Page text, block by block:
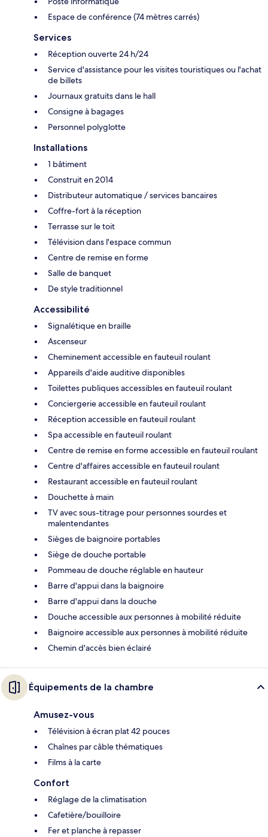
Espace de conférence (74 mètres carrés)
Services
Réception ouverte 24 h/24
Service d'assistance pour les visites touristiques ou l'achat
de billets
Journaux gratuits dans le hall
Consigne à bagages
Personnel polyglotte
Installations
1 bâtiment
Construit en 2014
Distributeur automatique / services bancaires
Coffre-fort à la réception
Terrasse sur le toit
Télévision dans l'espace commun
Centre de remise en forme
Salle de banquet
De style traditionnel
Accessibilité
Signalétique en braille
Ascenseur
Cheminement accessible en fauteuil roulant
Appareils d'aide auditive disponibles
Toilettes publiques accessibles en fauteuil roulant
Conciergerie accessible en fauteuil roulant
Réception accessible en fauteuil roulant
Spa accessible en fauteuil roulant
Centre de remise en forme accessible en fauteuil roulant
Centre d'affaires accessible en fauteuil roulant
Restaurant accessible en fauteuil roulant
Douchette à main
TV avec sous-titrage pour personnes sourdes et
malentendantes
Sièges de baignoire portables
Siège de douche portable
Pommeau de douche réglable en hauteur
Barre d'appui dans la baignoire
Barre d'appui dans la douche
Douche accessible aux personnes à mobilité réduite
Baignoire accessible aux personnes à mobilité réduite
Chemin d'accès bien éclairé
Équipements de la chambre
Amusez-vous
Télévision à écran plat 42 pouces
Chaînes par câble thématiques
Films à la carte
Confort
Réglage de la climatisation
Cafetière/bouilloire
Fer et planche à repasser